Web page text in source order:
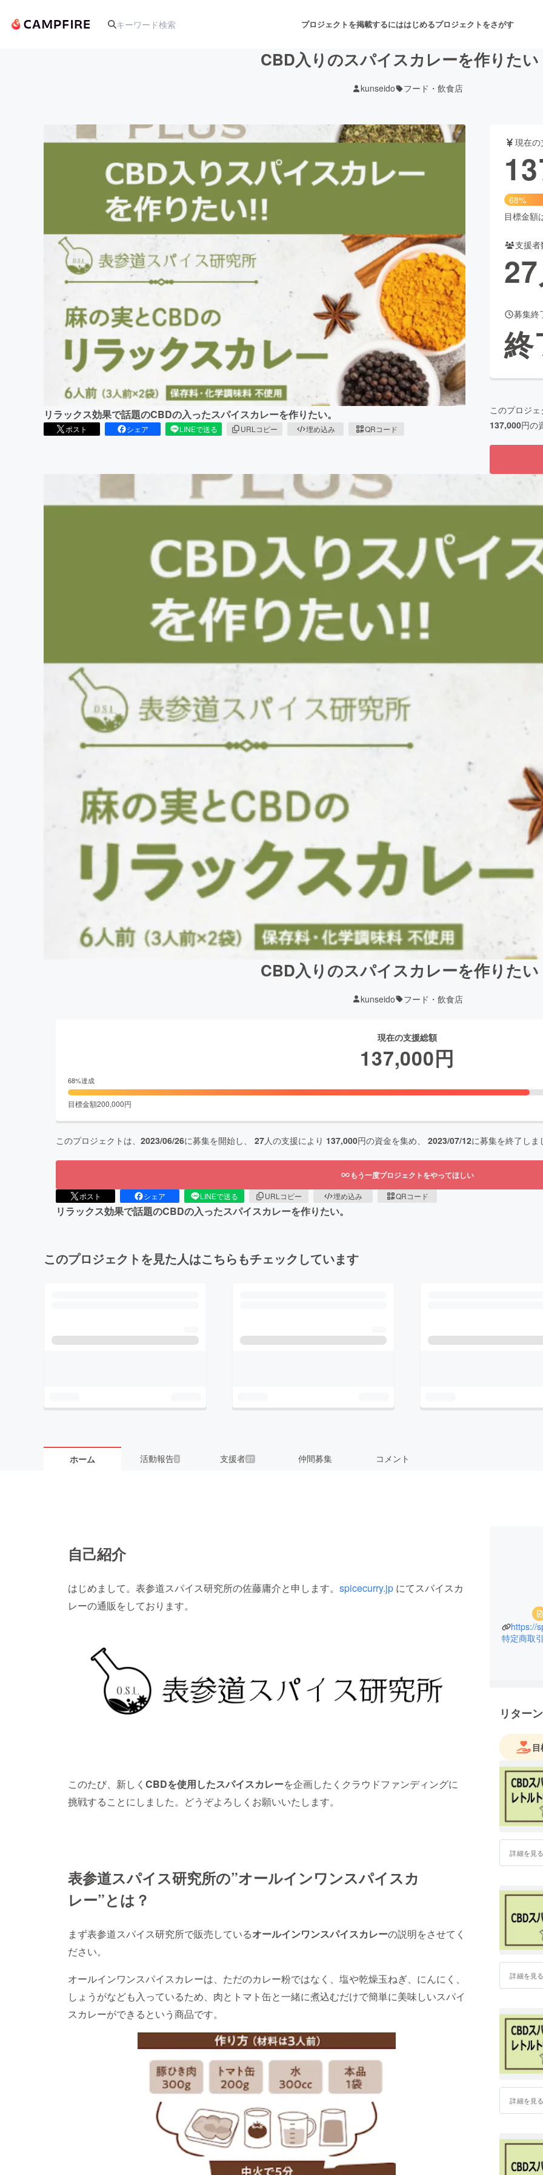
プロジェクトを掲載するにははじめるプロジェクトをさがす
舞台・パフォーマンス
テクノロジー・ガジェット ゲーム・サービス開発
映像・映画
ビューティー・ヘルスケ
まちづくり・地域活性化
CAMPFIRE for Social GoodCAMPFIRE Creation
CAMPFIREふるさと納税machi-yaコミュニティ
CBD入りのスパイスカレーを作りたい
kunseido フード・飲食店
リラックス効果で話題のCBDの入ったスパイスカレーを作りたい。
ポスト シェア LINEで送る URLコピー 埋め込み QRコード
現在
68%
目標金額
支援者
27
募集終
終
このプロジ
137,000円の
CBD入りのスパイスカレーを作りたい
kunseido フード・飲食店
現在の支援総額
137,000円
68%達成
目標金額200,000円
このプロジェクトは、 2023/06/26に募集を開始し、 27人の支援により 137,000円の資金を集め、 2023/07/12に募集を終了しま
もう一度プロジェクトをやってほしい
ポスト シェア LINEで送る URLコピー 埋め込み QRコード
リラックス効果で話題のCBDの入ったスパイスカレーを作りたい。
このプロジェクトを見た人はこちらもチェックしています
ホーム 活動報告3 支援者 27 仲間募集 コメント
自己紹介
はじめまして。表参道スパイス研究所の佐藤庸介と申します。 spicecurry.jp にてスパイスカ
レーの通販をしております。
このたび、新しく CBDを使用したスパイスカレーを企画したくクラウドファンディングに
挑戦することにしました。どうぞよろしくお願いいたします。
表参道スパイス研究所の”オールインワンスパイスカ
レー”とは？
まず表参道スパイス研究所で販売しているオールインワンスパイスカレーの説明をさせてく
ださい。
オールインワンスパイスカレーは、ただのカレー粉ではなく、塩や乾燥玉ねぎ、にんにく、
しょうがなども入っているため、肉とトマト缶と一緒に煮込むだけで簡単に美味しいスパイ
スカレーができるという商品です。
https://
特定商取
リター
詳細を見
詳細を見
詳細を見